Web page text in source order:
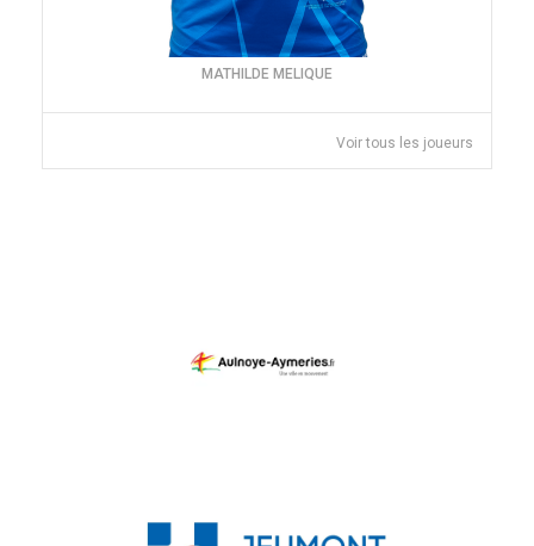
MATHILDE MELIQUE
Voir tous les joueurs